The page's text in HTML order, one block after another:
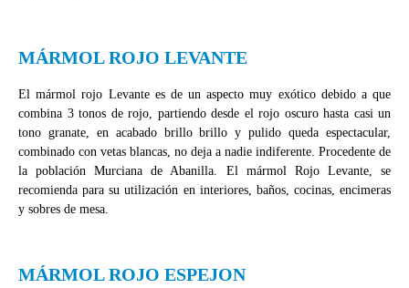
MÁRMOL ROJO LEVANTE
El mármol rojo Levante es de un aspecto muy exótico debido a que
combina 3 tonos de rojo, partiendo desde el rojo oscuro hasta casi un
tono granate, en acabado brillo brillo y pulido queda espectacular,
combinado con vetas blancas, no deja a nadie indiferente. Procedente de
la población Murciana de Abanilla. El mármol Rojo Levante, se
recomienda para su utilización en interiores, baños, cocinas, encimeras
y sobres de mesa.
MÁRMOL ROJO ESPEJON